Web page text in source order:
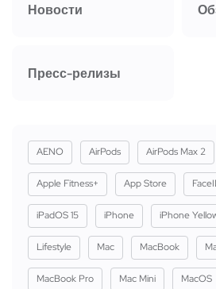
Новости
Пресс-релизы
AENO AirPods AirPods Max 2
Apple Fitness+ App Store
iPadOS 15 iPhone iPhone
Lifestyle Mac MacBook
MacBook Pro Mac Mini MacOS